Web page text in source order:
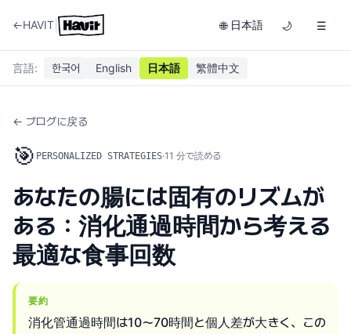
←HAVIT 🌐 日本語 🌙 ☰
言語: 한국어 English 日本語 繁體中文
← ブログに戻る
🎯 PERSONALIZED STRATEGIES·11 分で読める
あなたの腸には固有のリズムが
ある：消化通過時間から考える
最適な食事回数
要約
消化管通過時間は10〜70時間と個人差が大きく、この